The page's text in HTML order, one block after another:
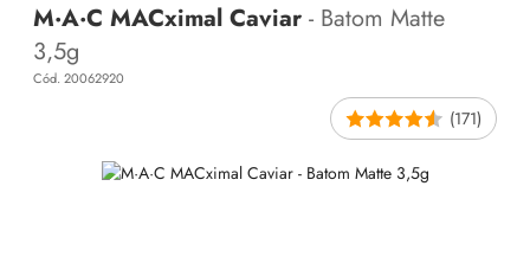
M·A·C MACximal Caviar - Batom Matte
3,5g
Cód. 20062920
(171)